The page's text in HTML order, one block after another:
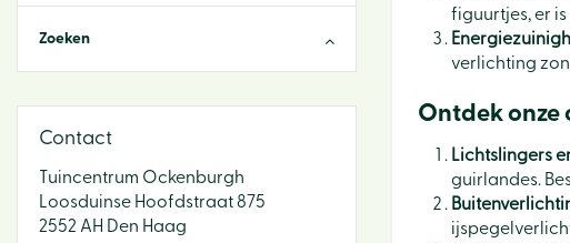
figuurtjes, er
verlichting
Ontdek
Lichtslingers
guirlandes.
Zoeken
Contact
Tuincentrum Ockenburgh
Loosduinse Hoofdstraat 875
2552 AH Den Haag